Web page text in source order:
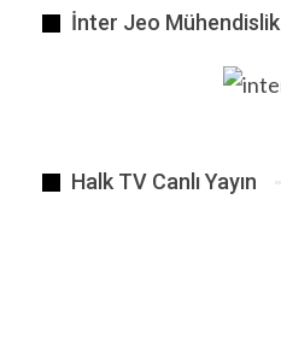
İnter Jeo Mühendislik
Halk TV Canlı Yayın